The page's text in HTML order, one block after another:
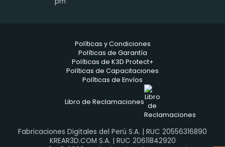
Políticas y Condiciones
Políticas de Garantía
Políticas de K3D Protect+
Políticas de Capacitaciones
Políticas de Envíos
Libro de Reclamaciones
Fabricaciones Digitales del Perú S.A. | RUC 20556316890
KREAR3D.COM S.A. | RUC 20611842920